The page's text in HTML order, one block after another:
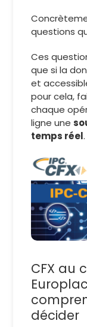
questions
Ces
que si la
et
pour cela,
chaque
ligne une
temps réel.
CFX au
décider